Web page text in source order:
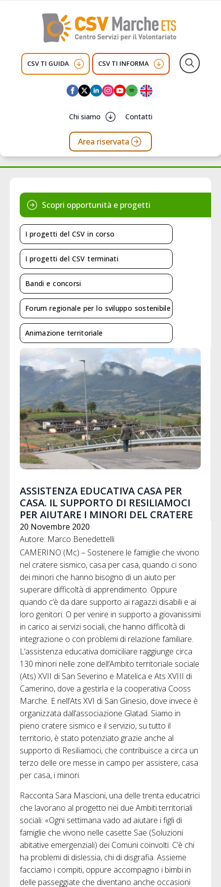
CSV TI GUIDA CSV TI INFORMA
Chi siamo Contatti
Area riservata
ASSISTENZA EDUCATIVA CASA PER
CASA. IL SUPPORTO DI RESILIAMOCI
PER AIUTARE I MINORI DEL CRATERE
20 Novembre 2020
Autore: Marco Benedettelli
CAMERINO (Mc) – Sostenere le famiglie che vivono
nel cratere sismico, casa per casa, quando ci sono
dei minori che hanno bisogno di un aiuto per
superare difficoltà di apprendimento. Oppure
quando c’è da dare supporto ai ragazzi disabili e ai
loro genitori. O per venire in supporto a giovanissimi
in carico ai servizi sociali, che hanno difficoltà di
integrazione o con problemi di relazione familiare.
L’assistenza educativa domiciliare raggiunge circa
130 minori nelle zone dell’Ambito territoriale sociale
(Ats) XVII di San Severino e Matelica e Ats XVIII di
Camerino, dove a gestirla e la cooperativa Cooss
Marche. E nell’Ats XVI di San Ginesio, dove invece è
organizzata dall’associazione Glatad. Siamo in
pieno cratere sismico e il servizio, su tutto il
territorio, è stato potenziato grazie anche al
supporto di Resiliamoci, che contribuisce a circa un
terzo delle ore messe in campo per assistere, casa
per casa, i minori.
Racconta Sara Mascioni, una delle trenta educatrici
che lavorano al progetto nei due Ambiti territoriali
sociali: «Ogni settimana vado ad aiutare i figli di
famiglie che vivono nelle casette Sae (Soluzioni
abitative emergenziali) dei Comuni coinvolti. C’è chi
ha problemi di dislessia, chi di disgrafia. Assieme
facciamo i compiti, oppure accompagno i bimbi in
delle passeggiate che diventano anche occasioni
Scopri opportunità e progetti
I progetti del CSV in corso
I progetti del CSV terminati
Bandi e concorsi
Forum regionale per lo sviluppo sostenibile
Animazione territoriale